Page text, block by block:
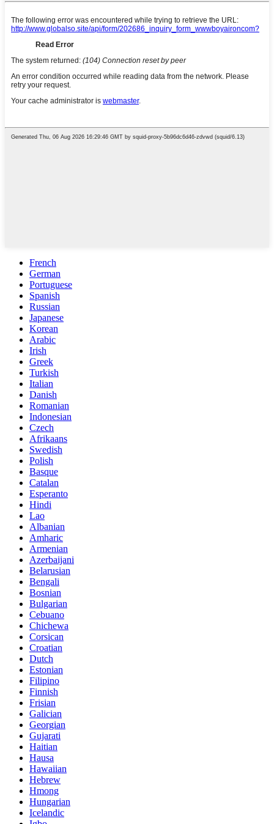
French
German
Portuguese
Spanish
Russian
Japanese
Korean
Arabic
Irish
Greek
Turkish
Italian
Danish
Romanian
Indonesian
Czech
Afrikaans
Swedish
Polish
Basque
Catalan
Esperanto
Hindi
Lao
Albanian
Amharic
Armenian
Azerbaijani
Belarusian
Bengali
Bosnian
Bulgarian
Cebuano
Chichewa
Corsican
Croatian
Dutch
Estonian
Filipino
Finnish
Frisian
Galician
Georgian
Gujarati
Haitian
Hausa
Hawaiian
Hebrew
Hmong
Hungarian
Icelandic